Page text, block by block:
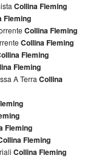
Collina Fleming
Fleming
Collina Fleming
Collina Fleming
Fleming
Fleming
A Terra Collina
Fleming
Fleming
Collina Fleming